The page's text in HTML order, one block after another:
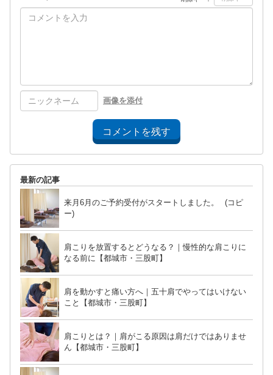
画像を添付
コメントを残す
最新の記事
来月6月のご予約受付がスタートしました。 (コピ
ー)
肩こりを放置するとどうなる？｜慢性的な肩こりに
なる前に【都城市・三股町】
肩を動かすと痛い方へ｜五十肩でやってはいけない
こと【都城市・三股町】
肩こりとは？｜肩がこる原因は肩だけではありませ
ん【都城市・三股町】